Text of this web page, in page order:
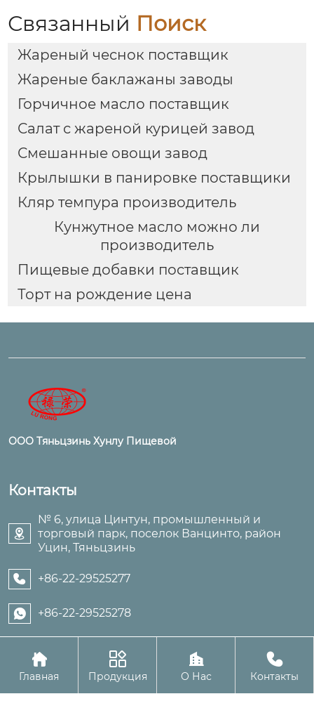
Связанный Поиск
Жареный чеснок поставщик
Жареные баклажаны заводы
Горчичное масло поставщик
Салат с жареной курицей завод
Смешанные овощи завод
Крылышки в панировке поставщики
Кляр темпура производитель
Кунжутное масло можно ли
производитель
Пищевые добавки поставщик
Торт на рождение цена
ООО Тяньцзинь Хунлу Пищевой
Контакты

№ 6, улица Цинтун, промышленный и
торговый парк, поселок Ванцинто, район
Уцин, Тяньцзинь
 +86-22-29525277
 +86-22-29525278
Авторское право©ООО Тяньцзинь Хунлу Пищевой

Главная

Продукция

О Нас

Контакты